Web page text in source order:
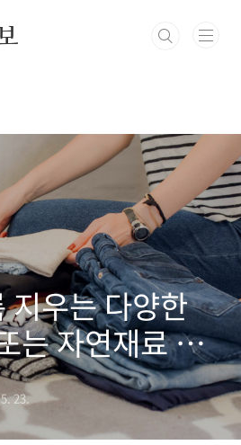
지우는 다양한
는 자연재료 사
23.